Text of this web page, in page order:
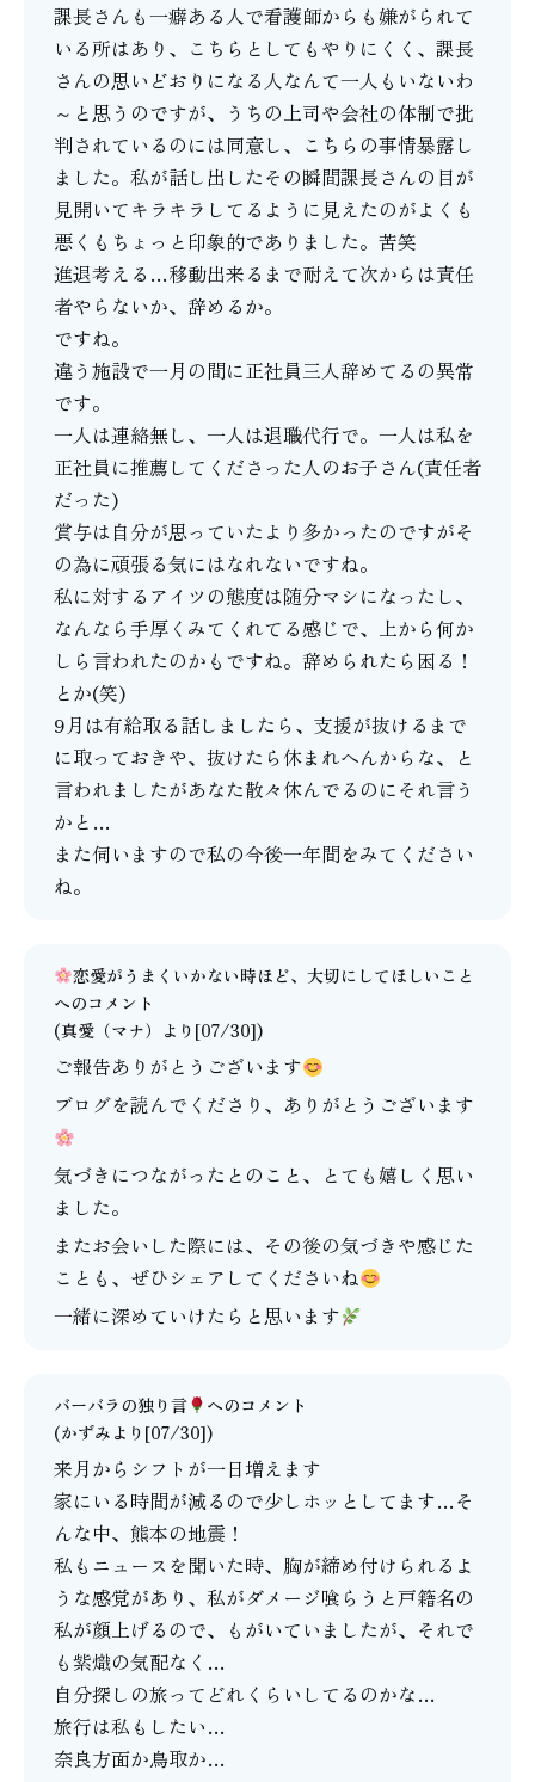
課長さんも一癖ある人で看護師からも嫌がられて
いる所はあり、こちらとしてもやりにくく、課長
さんの思いどおりになる人なんて一人もいないわ
～と思うのですが、うちの上司や会社の体制で批
判されているのには同意し、こちらの事情暴露し
ました。私が話し出したその瞬間課長さんの目が
見開いてキラキラしてるように見えたのがよくも
悪くもちょっと印象的でありました。苦笑
進退考える…移動出来るまで耐えて次からは責任
者やらないか、辞めるか。
ですね。
違う施設で一月の間に正社員三人辞めてるの異常
です。
一人は連絡無し、一人は退職代行で。一人は私を
正社員に推薦してくださった人のお子さん(責任者
だった)
賞与は自分が思っていたより多かったのですがそ
の為に頑張る気にはなれないですね。
私に対するアイツの態度は随分マシになったし、
なんなら手厚くみてくれてる感じで、上から何か
しら言われたのかもですね。辞められたら困る！
とか(笑)
9月は有給取る話しましたら、支援が抜けるまで
に取っておきや、抜けたら休まれへんからな、と
言われましたがあなた散々休んでるのにそれ言う
かと…
また伺いますので私の今後一年間をみてください
ね。
恋愛がうまくいかない時ほど、大切にしてほしいこと
へのコメント
(真愛（マナ） より[07/30])
ご報告ありがとうございます
ブログを読んでくださり、ありがとうございます
気づきにつながったとのこと、とても嬉しく思い
ました。
またお会いした際には、その後の気づきや感じた
ことも、ぜひシェアしてくださいね
一緒に深めていけたらと思います
バーバラの独り言
へのコメント
(かずみより[07/30])
来月からシフトが一日増えます
家にいる時間が減るので少しホッとしてます…そ
んな中、熊本の地震！
私もニュースを聞いた時、胸が締め付けられるよ
うな感覚があり、私がダメージ喰らうと戸籍名の
私が顔上げるので、もがいていましたが、それで
も紫熾の気配なく…
自分探しの旅ってどれくらいしてるのかな…
旅行は私もしたい…
奈良方面か鳥取か…